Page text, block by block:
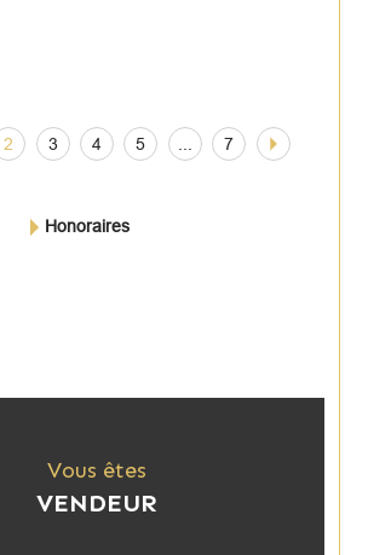
2 3 4 5 ... 7
Honoraires
Vous êtes
VENDEUR